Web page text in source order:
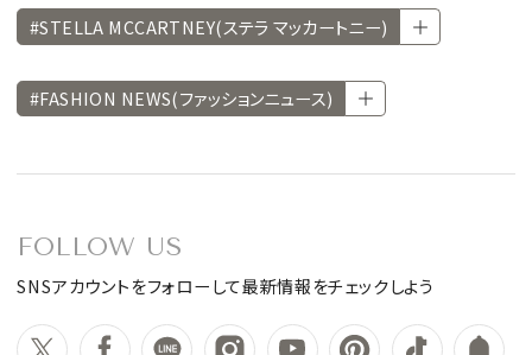
#STELLA MCCARTNEY(ステラ マッカートニー)
#FASHION NEWS(ファッションニュース)
FOLLOW US
SNSアカウントをフォローして最新情報をチェックしよう